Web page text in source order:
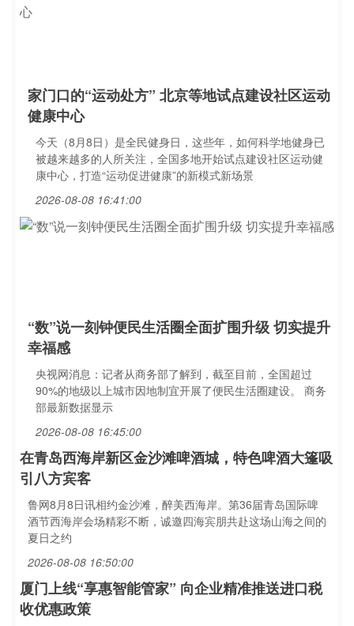
家门口的“运动处方” 北京等地试点建设社区运动
健康中心
今天（8月8日）是全民健身日，这些年，如何科学地健身已
被越来越多的人所关注，全国多地开始试点建设社区运动健
康中心，打造“运动促进健康”的新模式新场景
2026-08-08 16:41:00
“数”说一刻钟便民生活圈全面扩围升级 切实提升
幸福感
央视网消息：记者从商务部了解到，截至目前，全国超过
90%的地级以上城市因地制宜开展了便民生活圈建设。 商务
部最新数据显示
2026-08-08 16:45:00
在青岛西海岸新区金沙滩啤酒城，特色啤酒大篷吸
引八方宾客
鲁网8月8日讯相约金沙滩，醉美西海岸。第36届青岛国际啤
酒节西海岸会场精彩不断，诚邀四海宾朋共赴这场山海之间的
夏日之约
2026-08-08 16:50:00
厦门上线“享惠智能管家” 向企业精准推送进口税
收优惠政策